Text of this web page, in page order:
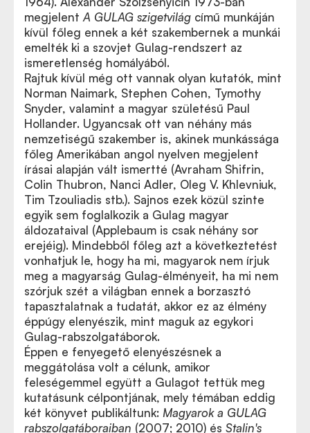
megjelent A GULAG szigetvilág című munkáján
kívül főleg ennek a két szakembernek a munkái
emelték ki a szovjet Gulag-rendszert az
ismeretlenség homályából.
Rajtuk kívül még ott vannak olyan kutatók, mint
Norman Naimark, Stephen Cohen, Tymothy
Snyder, valamint a magyar születésű Paul
Hollander. Ugyancsak ott van néhány más
nemzetiségű szakember is, akinek munkássága
főleg Amerikában angol nyelven megjelent
írásai alapján vált ismertté (Avraham Shifrin,
Colin Thubron, Nanci Adler, Oleg V. Khlevniuk,
Tim Tzouliadis stb.). Sajnos ezek közül szinte
egyik sem foglalkozik a Gulag magyar
áldozataival (Applebaum is csak néhány sor
erejéig). Mindebből főleg azt a következtetést
vonhatjuk le, hogy ha mi, magyarok nem írjuk
meg a magyarság Gulag-élményeit, ha mi nem
szórjuk szét a világban ennek a borzasztó
tapasztalatnak a tudatát, akkor ez az élmény
éppúgy elenyészik, mint maguk az egykori
Gulag-rabszolgatáborok.
Éppen e fenyegető elenyészésnek a
meggátolása volt a célunk, amikor
feleségemmel együtt a Gulagot tettük meg
kutatásunk célpontjának, mely témában eddig
két könyvet publikáltunk: Magyarok a GULAG
rabszolgatáboraiban (2007; 2010) és Stalin's